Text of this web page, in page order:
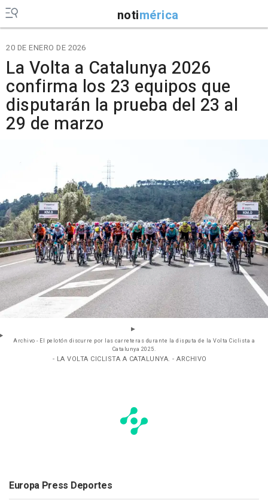
notimérica
20 DE ENERO DE 2026
La Volta a Catalunya 2026
confirma los 23 equipos que
disputarán la prueba del 23 al
29 de marzo
Archivo - El pelotón discurre por las carreteras durante la disputa de la Volta Ciclista a
Catalunya 2025.
- LA VOLTA CICLISTA A CATALUNYA. - ARCHIVO
Europa Press Deportes